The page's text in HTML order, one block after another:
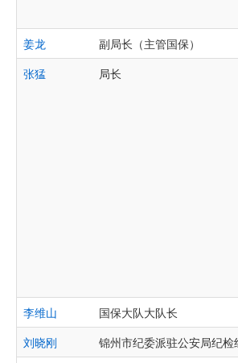
姜龙
副局长（主管国保）
张猛
局长
李维山
国保大队大队长
刘晓刚
锦州市纪委派驻公安局纪